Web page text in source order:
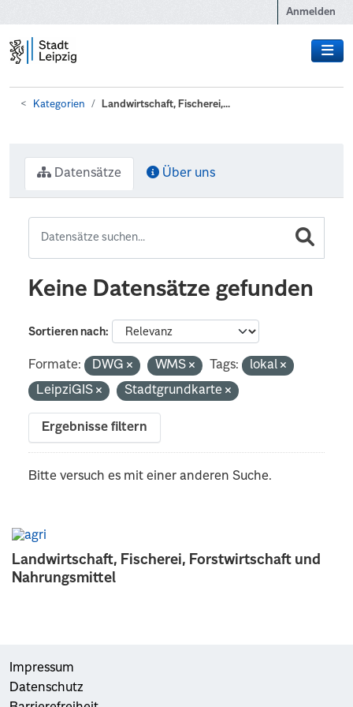
Anmelden
Kategorien Landwirtschaft, Fischerei,...
Landwirtschaft, Fischerei, Forstwirtschaft und
Nahrungsmittel
Datensätze Über uns
Keine Datensätze gefunden
Sortieren nach
Formate: DWG WMS Tags:
lokal
LeipziGIS
Stadtgrundkarte
Ergebnisse filtern
Bitte versuch es mit einer anderen Suche.
Impressum
Datenschutz